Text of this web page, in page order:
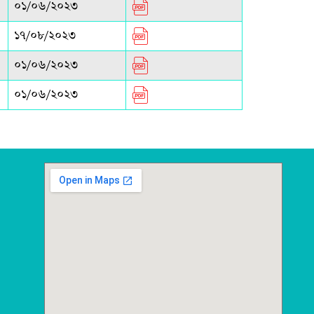
০১/০৬/২০২৩
১৭/০৮/২০২৩
০১/০৬/২০২৩
০১/০৬/২০২৩